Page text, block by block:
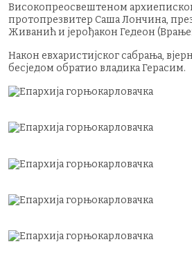
Високопреосвештеном
протопрезвитер Саша Лончина,
Живанић и јерођакон Гедеон
Након евхаристијског сабрања,
бесједом обратио владика Герасим.